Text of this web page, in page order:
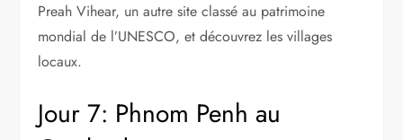
Preah Vihear, un autre site classé au patrimoine
mondial de l’UNESCO, et découvrez les villages
locaux.
Jour 7: Phnom Penh au